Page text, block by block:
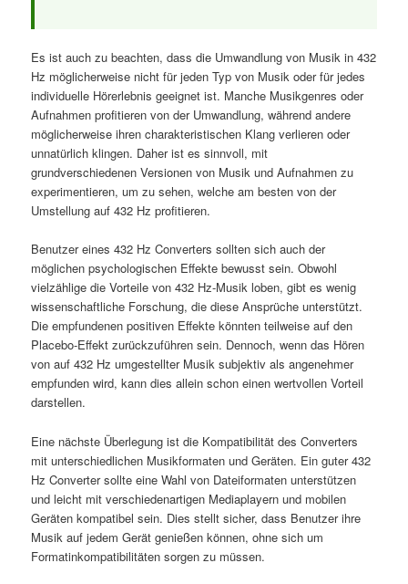
Es ist auch zu beachten, dass die Umwandlung von Musik in 432
Hz möglicherweise nicht für jeden Typ von Musik oder für jedes
individuelle Hörerlebnis geeignet ist. Manche Musikgenres oder
Aufnahmen profitieren von der Umwandlung, während andere
möglicherweise ihren charakteristischen Klang verlieren oder
unnatürlich klingen. Daher ist es sinnvoll, mit
grundverschiedenen Versionen von Musik und Aufnahmen zu
experimentieren, um zu sehen, welche am besten von der
Umstellung auf 432 Hz profitieren.
Benutzer eines 432 Hz Converters sollten sich auch der
möglichen psychologischen Effekte bewusst sein. Obwohl
vielzählige die Vorteile von 432 Hz-Musik loben, gibt es wenig
wissenschaftliche Forschung, die diese Ansprüche unterstützt.
Die empfundenen positiven Effekte könnten teilweise auf den
Placebo-Effekt zurückzuführen sein. Dennoch, wenn das Hören
von auf 432 Hz umgestellter Musik subjektiv als angenehmer
empfunden wird, kann dies allein schon einen wertvollen Vorteil
darstellen.
Eine nächste Überlegung ist die Kompatibilität des Converters
mit unterschiedlichen Musikformaten und Geräten. Ein guter 432
Hz Converter sollte eine Wahl von Dateiformaten unterstützen
und leicht mit verschiedenartigen Mediaplayern und mobilen
Geräten kompatibel sein. Dies stellt sicher, dass Benutzer ihre
Musik auf jedem Gerät genießen können, ohne sich um
Formatinkompatibilitäten sorgen zu müssen.